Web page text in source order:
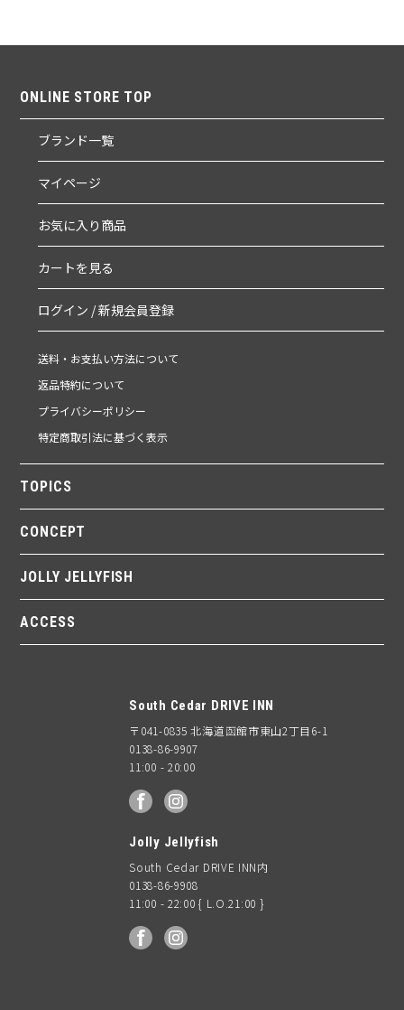
ONLINE STORE TOP
ブランド一覧
マイページ
お気に入り商品
カートを見る
ログイン / 新規会員登録
送料・お支払い方法について
返品特約について
プライバシーポリシー
特定商取引法に基づく表示
TOPICS
CONCEPT
JOLLY JELLYFISH
ACCESS
South Cedar DRIVE INN
〒041-0835 北海道函館市東山2丁目6-1
0138-86-9907
11:00 - 20:00
facebook
Jolly Jellyfish
South Cedar DRIVE INN内
0138-86-9908
11:00 - 22:00 { L.O.21:00 }
facebook